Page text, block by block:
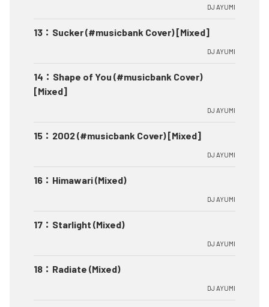
DJ AYUMI
13 ： Sucker (#musicbank Cover) [Mixed]
DJ AYUMI
14 ： Shape of You (#musicbank Cover)
[Mixed]
DJ AYUMI
15 ： 2002 (#musicbank Cover) [Mixed]
DJ AYUMI
16 ： Himawari (Mixed)
DJ AYUMI
17 ： Starlight (Mixed)
DJ AYUMI
18 ： Radiate (Mixed)
DJ AYUMI